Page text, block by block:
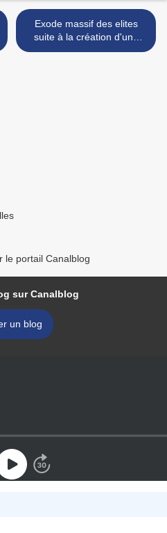
Exode massif des elites
suite à la création d'une
page facebook
le portail Canalblog
sur Canalblog
un blog